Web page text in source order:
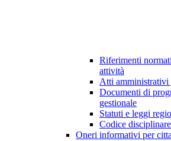
Riferimenti
attività
Atti amministrativi
Documenti di
gestionale
Statuti e leggi
Codice
Oneri informativi per